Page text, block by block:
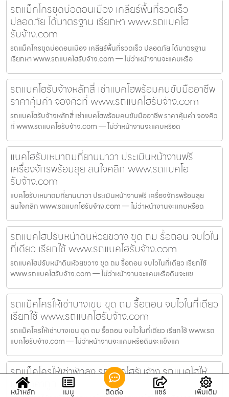
รถแม็คโครขุดบ่อดอนเมือง เคลียร์พื้นที่รวดเร็ว
ปลอดภัย ได้มาตรฐาน เรียกหา www.รถแบคโฮ
รับจ้าง.com
รถแม็คโครขุดบ่อดอนเมือง เคลียร์พื้นที่รวดเร็ว ปลอดภัย ได้มาตรฐาน
เรียกหา www.รถแบคโฮรับจ้าง.com — ไม่ว่าหน้างานจะแคบหรือ
รถแบคโฮรับจ้างหลักสี่ เช่าแบคโฮพร้อมคนขับมืออาชีพ
ราคาคุ้มค่า จองคิวที่ www.รถแบคโฮรับจ้าง.com
รถแบคโฮรับจ้างหลักสี่ เช่าแบคโฮพร้อมคนขับมืออาชีพ ราคาคุ้มค่า จองคิว
ที่ www.รถแบคโฮรับจ้าง.com — ไม่ว่าหน้างานจะแคบหรือด
แบคโฮรับเหมาถมที่ยานนาวา ประเมินหน้างานฟรี
เครื่องจักรพร้อมลุย สนใจคลิก www.รถแบคโฮ
รับจ้าง.com
แบคโฮรับเหมาถมที่ยานนาวา ประเมินหน้างานฟรี เครื่องจักรพร้อมลุย
สนใจคลิก www.รถแบคโฮรับจ้าง.com — ไม่ว่าหน้างานจะแคบหรือด
รถแบคโฮปรับหน้าดินห้วยขวาง ขุด ถม รื้อถอน จบไวใน
ที่เดียว เรียกใช้ www.รถแบคโฮรับจ้าง.com
รถแบคโฮปรับหน้าดินห้วยขวาง ขุด ถม รื้อถอน จบไวในที่เดียว เรียกใช้
www.รถแบคโฮรับจ้าง.com — ไม่ว่าหน้างานจะแคบหรือดินจะแข
รถแม็คโครให้เช่าบางเขน ขุด ถม รื้อถอน จบไวในที่เดียว
เรียกใช้ www.รถแบคโฮรับจ้าง.com
รถแม็คโครให้เช่าบางเขน ขุด ถม รื้อถอน จบไวในที่เดียว เรียกใช้ www.รถ
แบคโฮรับจ้าง.com — ไม่ว่าหน้างานจะแคบหรือดินจะแข็งแค
รถแม็คโครให้เช่าพัทลุง รถแบคโฮรับจ้าง รถแบคโฮให้
เช่า ราคาถูก
หน้าหลัก เมนู ติดต่อ แชร์ เพิ่มเติม